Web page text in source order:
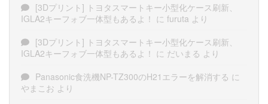
[3Dプリント] トヨタスマートキー小型化ケース刷新、
IGLA2キーフォブ一体型もあるよ！ に furuta より
[3Dプリント] トヨタスマートキー小型化ケース刷新、
IGLA2キーフォブ一体型もあるよ！ に だいまる より
Panasonic食洗機NP-TZ300のH21エラーを解消する に
やまこお より